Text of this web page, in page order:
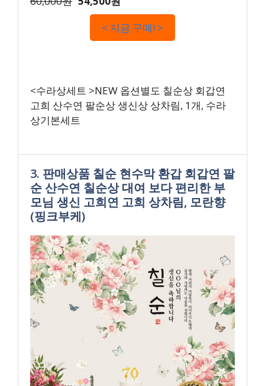
< 지금 구매! >
<수라상세트 >NEW 옵션별도 칠순상 회갑연
고희 산수연 팔순상 생신상 상차림, 1개, 수라
상기본세트
3. 판매상품 칠순 현수막 환갑 회갑연 팔
순 산수연 칠순상 대여 보다 편리한 부
모님 생신 고희연 고희 상차림, 모란향
(핑크부케)